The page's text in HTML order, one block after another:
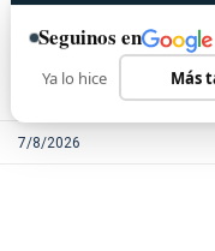
7/8/2026
Seguinos en
Ya lo hice Más